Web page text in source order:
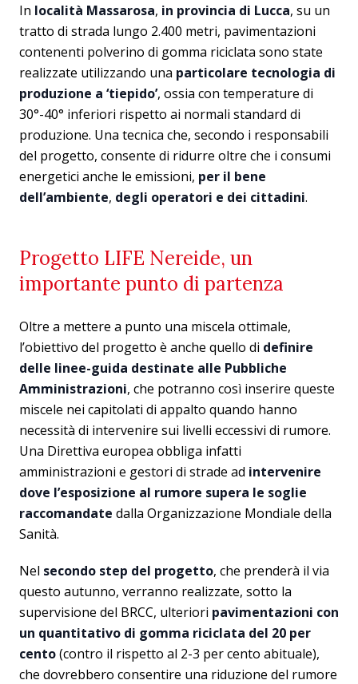
In località Massarosa, in provincia di Lucca, su un
tratto di strada lungo 2.400 metri, pavimentazioni
contenenti polverino di gomma riciclata sono state
realizzate utilizzando una particolare tecnologia di
produzione a ‘tiepido’, ossia con temperature di
30°-40° inferiori rispetto ai normali standard di
produzione. Una tecnica che, secondo i responsabili
del progetto, consente di ridurre oltre che i consumi
energetici anche le emissioni, per il bene
dell’ambiente, degli operatori e dei cittadini.
Progetto LIFE Nereide, un
importante punto di partenza
Oltre a mettere a punto una miscela ottimale,
l’obiettivo del progetto è anche quello di definire
delle linee-guida destinate alle Pubbliche
Amministrazioni, che potranno così inserire queste
miscele nei capitolati di appalto quando hanno
necessità di intervenire sui livelli eccessivi di rumore.
Una Direttiva europea obbliga infatti
amministrazioni e gestori di strade ad intervenire
dove l’esposizione al rumore supera le soglie
raccomandate dalla Organizzazione Mondiale della
Sanità.
Nel secondo step del progetto, che prenderà il via
questo autunno, verranno realizzate, sotto la
supervisione del BRCC, ulteriori pavimentazioni con
un quantitativo di gomma riciclata del 20 per
cento(contro il rispetto al 2-3 per cento abituale),
che dovrebbero consentire una riduzione del rumore